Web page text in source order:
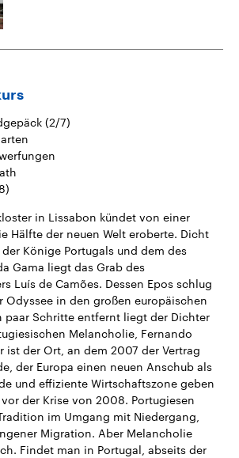
(2/7)
in Lissabon kündet von einer
Hälfte der neuen Welt eroberte. Dicht
Könige Portugals und dem des
Gama liegt das Grab des
Luís de Camões. Dessen Epos schlug
Odyssee in den großen europäischen
paar Schritte entfernt liegt der Dichter
Melancholie, Fernando
ist der Ort, an dem 2007 der Vertrag
der Europa einen neuen Anschub als
und effiziente Wirtschaftszone geben
der Krise von 2008. Portugiesen
im Umgang mit Niedergang,
Migration. Aber Melancholie
Findet man in Portugal, abseits der